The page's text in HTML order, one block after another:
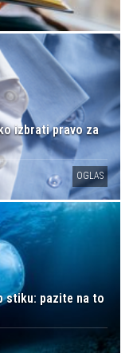
izbrati pravo za
OGLAS
stiku: pazite na to